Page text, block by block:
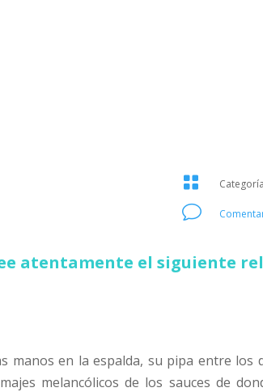

v
atentamente el siguiente
manos en la espalda, su pipa entre los
melancólicos de los sauces de